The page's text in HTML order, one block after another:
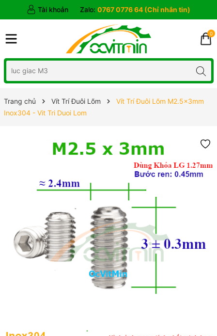
Tài khoản Zalo: 0767 0776 64 (Chỉ nhắn tin)
0
Trang chủ Vít Trí Đuôi Lõm
Vít Trí Đuôi Lõm M2.5x3mm
Inox304 - Vit Tri Duoi Lom